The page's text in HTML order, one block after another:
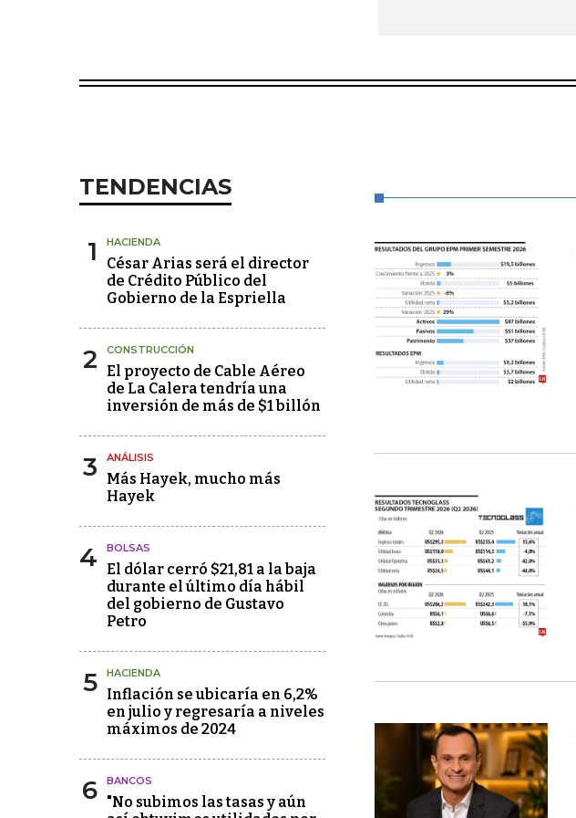
TENDENCIAS
1 HACIENDA
César Arias será el director
de Crédito Público del
Gobierno de la Espriella
2 CONSTRUCCIÓN
El proyecto de Cable Aéreo
de La Calera tendría una
inversión de más de $1 billón
3 ANÁLISIS
Más Hayek, mucho más
Hayek
4 BOLSAS
El dólar cerró $21,81 a la baja
durante el último día hábil
del gobierno de Gustavo
Petro
5 HACIENDA
Inflación se ubicaría en 6,2%
en julio y regresaría a niveles
máximos de 2024
6 BANCOS
"No subimos las tasas y aún